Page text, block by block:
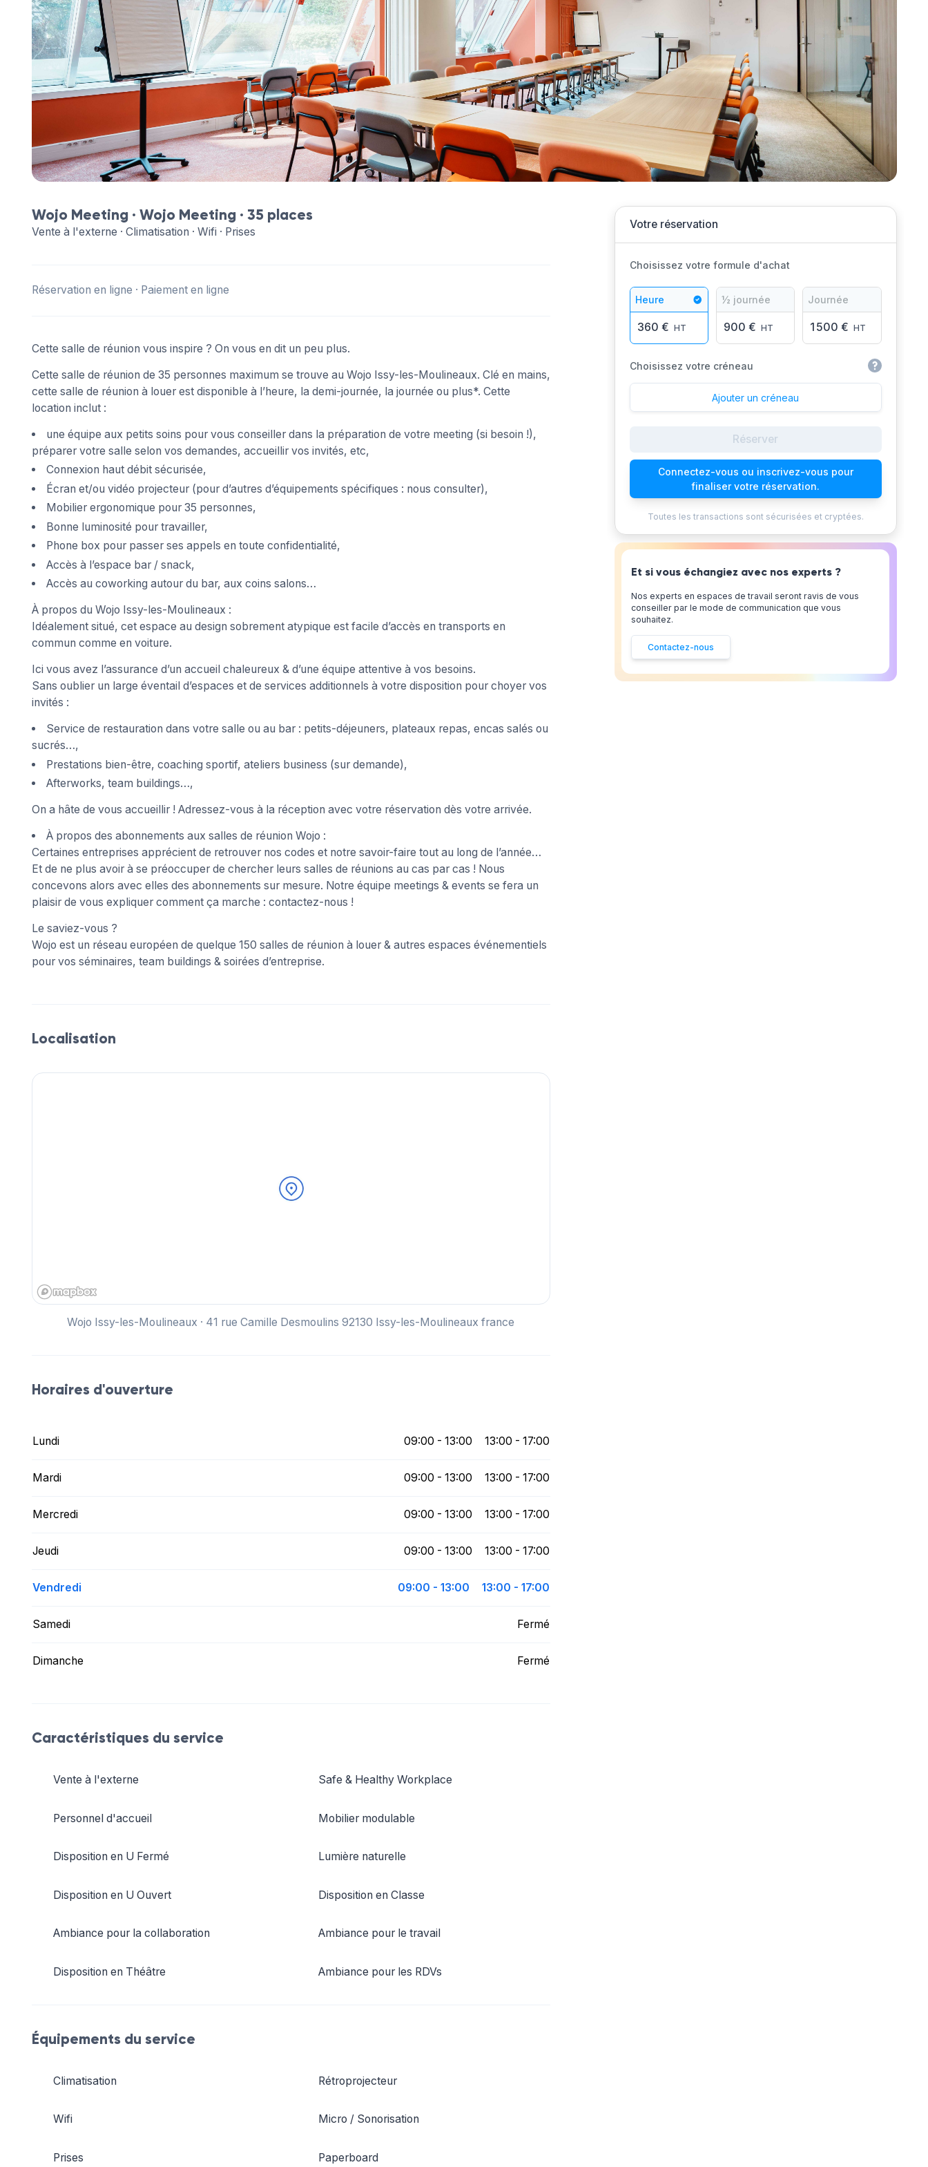
Rejoignez l'un des plus grands programmes de
fidélité au monde
Wojo Meeting · Wojo Meeting· 35 places
Vente à l'externe · Climatisation · Wifi · Prises
Réservation en ligne · Paiement en ligne
Cette salle de réunion vous inspire ? On vous en dit un peu plus.
Cette salle de réunion de 35 personnes maximum se trouve au Wojo Issy-les-Moulineaux. Clé en mains,
cette salle de réunion à louer est disponible à l’heure, la demi-journée, la journée ou plus*. Cette
location inclut :
une équipe aux petits soins pour vous conseiller dans la préparation de votre meeting (si besoin !),
préparer votre salle selon vos demandes, accueillir vos invités, etc,
Connexion haut débit sécurisée,
Écran et/ou vidéo projecteur (pour d’autres d’équipements spécifiques : nous consulter),
Mobilier ergonomique pour 35 personnes,
Bonne luminosité pour travailler,
Phone box pour passer ses appels en toute confidentialité,
Accès à l’espace bar / snack,
Accès au coworking autour du bar, aux coins salons…
À propos du Wojo Issy-les-Moulineaux :
Idéalement situé, cet espace au design sobrement atypique est facile d’accès en transports en
commun comme en voiture.
Ici vous avez l’assurance d’un accueil chaleureux & d’une équipe attentive à vos besoins.
Sans oublier un large éventail d’espaces et de services additionnels à votre disposition pour choyer vos
invités :
Service de restauration dans votre salle ou au bar : petits-déjeuners, plateaux repas, encas salés ou
sucrés…,
Prestations bien-être, coaching sportif, ateliers business (sur demande),
Afterworks, team buildings…,
On a hâte de vous accueillir ! Adressez-vous à la réception avec votre réservation dès votre arrivée.
À propos des abonnements aux salles de réunion Wojo :
Certaines entreprises apprécient de retrouver nos codes et notre savoir-faire tout au long de l’année…
Et de ne plus avoir à se préoccuper de chercher leurs salles de réunions au cas par cas ! Nous
concevons alors avec elles des abonnements sur mesure. Notre équipe meetings & events se fera un
plaisir de vous expliquer comment ça marche : contactez-nous !
Le saviez-vous ?
Wojo est un réseau européen de quelque 150 salles de réunion à louer & autres espaces événementiels
pour vos séminaires, team buildings & soirées d’entreprise.
Localisation
Wojo Issy-les-Moulineaux · 41 rue Camille Desmoulins 92130 Issy-les-Moulineaux france
Horaires d'ouverture
Lundi 09:00 - 13:00 13:00 - 17:00
Mardi 09:00 - 13:00 13:00 - 17:00
Mercredi 09:00 - 13:00 13:00 - 17:00
Jeudi 09:00 - 13:00 13:00 - 17:00
Vendredi 09:00 - 13:00 13:00 - 17:00
Samedi Fermé
Dimanche Fermé
Caractéristiques du service
Vente à l'externe
Personnel d'accueil
Disposition en U Fermé
Disposition en U Ouvert
Ambiance pour la collaboration
Disposition en Théâtre
Safe & Healthy Workplace
Mobilier modulable
Lumière naturelle
Disposition en Classe
Ambiance pour le travail
Ambiance pour les RDVs
Équipements du service
Climatisation
Wifi
Prises
Rétroprojecteur
Micro / Sonorisation
Paperboard
Votre réservation
Choisissez votre formule d'achat
Heure
360 € HT
½ journée
900 € HT
Journée
1 500 € HT
Choisissez votre créneau
Ajouter un créneau
Réserver
Connectez-vous ou inscrivez-vous pour
finaliser votre réservation.
Toutes les transactions sont sécurisées et cryptées.
Et si vous échangiez avec nos experts ?
Nos experts en espaces de travail seront ravis de vous
conseiller par le mode de communication que vous
souhaitez.
Contactez-nous